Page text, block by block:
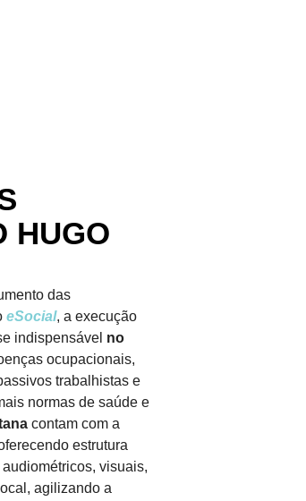
HUGO
das
eSocial, a execução
indispensável no
ocupacionais,
trabalhistas e
normas de saúde e
contam com a
estrutura
visuais,
agilizando a